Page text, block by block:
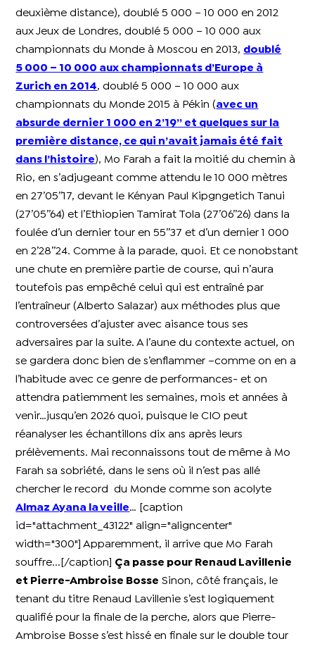
deuxième distance), doublé 5 000 – 10 000 en 2012
aux Jeux de Londres, doublé 5 000 – 10 000 aux
championnats du Monde à Moscou en 2013, doublé
5 000 – 10 000 aux championnats d’Europe à
Zurich en 2014, doublé 5 000 – 10 000 aux
championnats du Monde 2015 à Pékin (avec un
absurde dernier 1 000 en 2’19’’ et quelques sur la
première distance, ce qui n’avait jamais été fait
dans l’histoire), Mo Farah a fait la moitié du chemin à
Rio, en s’adjugeant comme attendu le 10 000 mètres
en 27’05’’17, devant le Kényan Paul Kipgngetich Tanui
(27’05’’64) et l’Ethiopien Tamirat Tola (27’06’’26) dans la
foulée d’un dernier tour en 55’’37 et d’un dernier 1 000
en 2’28’’24. Comme à la parade, quoi. Et ce nonobstant
une chute en première partie de course, qui n’aura
toutefois pas empêché celui qui est entraîné par
l’entraîneur (Alberto Salazar) aux méthodes plus que
controversées d’ajuster avec aisance tous ses
adversaires par la suite. A l’aune du contexte actuel, on
se gardera donc bien de s’enflammer –comme on en a
l’habitude avec ce genre de performances- et on
attendra patiemment les semaines, mois et années à
venir…jusqu’en 2026 quoi, puisque le CIO peut
réanalyser les échantillons dix ans après leurs
prélèvements. Mai reconnaissons tout de même à Mo
Farah sa sobriété, dans le sens où il n’est pas allé
chercher le record du Monde comme son acolyte
Almaz Ayana la veille… [caption
id="attachment_43122" align="aligncenter"
width="300"]
Apparemment, il arrive que Mo Farah
souffre...[/caption] Ça passe pour Renaud Lavillenie
et Pierre-Ambroise Bosse Sinon, côté français, le
tenant du titre Renaud Lavillenie s’est logiquement
qualifié pour la finale de la perche, alors que Pierre-
Ambroise Bosse s’est hissé en finale sur le double tour